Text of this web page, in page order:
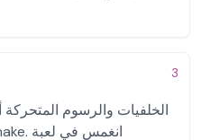
3
الخلفيات والرسوم